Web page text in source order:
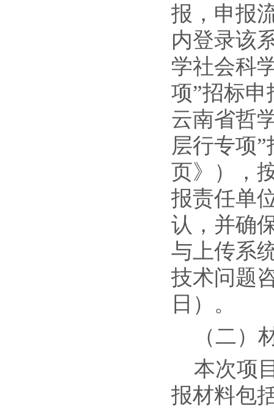
报，申报
内登录该
学社会科
项”招标
云南省哲
层行专项
页》），
报责任单
认，并确
与上传系
技术问题
日）。
（二）
本次项
报材料包